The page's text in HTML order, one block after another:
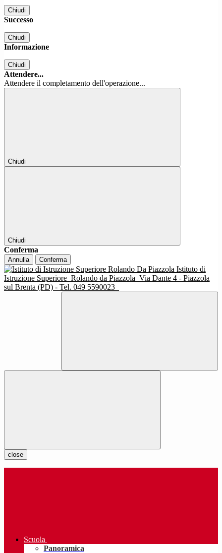
Chiudi
Successo
Chiudi
Informazione
Chiudi
Attendere...
Attendere il completamento dell'operazione...
Chiudi
Chiudi
Conferma
Annulla Conferma
Istituto di
Istruzione Superiore Rolando da Piazzola Via Dante 4 - Piazzola
sul Brenta (PD) - Tel. 049 5590023
close
Scuola
Panoramica